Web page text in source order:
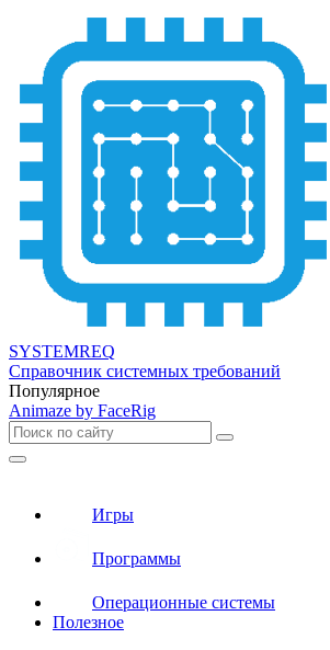
SYSTEMREQ
Справочник системных требований
Популярное
Animaze by FaceRig
Игры
Программы
Операционные системы
Полезное